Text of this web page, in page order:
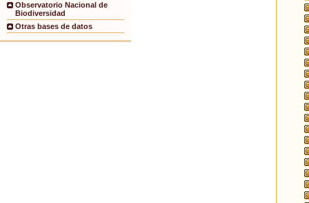
Observatorio Nacional de
Biodiversidad
Otras bases de datos